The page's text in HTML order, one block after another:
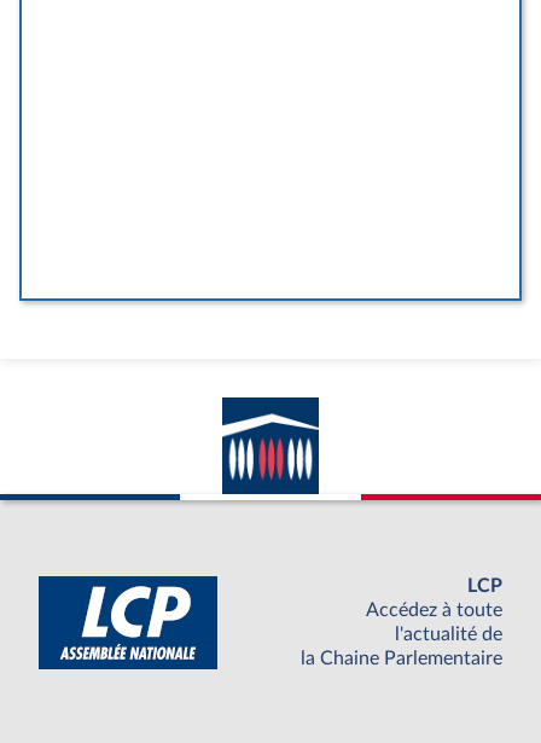
LCP
Accédez à toute
l'actualité de
la Chaine Parlementaire